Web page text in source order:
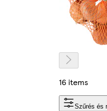
16 items
Szűrés és